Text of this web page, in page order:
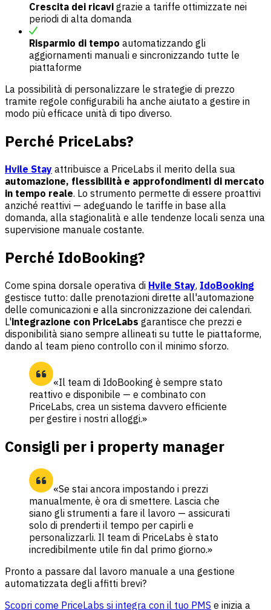
Crescita dei ricavi grazie a tariffe ottimizzate nei
periodi di alta domanda
Risparmio di tempo automatizzando gli
aggiornamenti manuali e sincronizzando tutte le
piattaforme
La possibilità di personalizzare le strategie di prezzo
tramite regole configurabili ha anche aiutato a gestire in
modo più efficace unità di tipo diverso.
Perché PriceLabs?
Hvile Stay attribuisce a PriceLabs il merito della sua
automazione, flessibilità e approfondimenti di mercato
in tempo reale. Lo strumento permette di essere proattivi
anziché reattivi — adeguando le tariffe in base alla
domanda, alla stagionalità e alle tendenze locali senza una
supervisione manuale costante.
Perché IdoBooking?
Come spina dorsale operativa di Hvile Stay, IdoBooking
gestisce tutto: dalle prenotazioni dirette all'automazione
delle comunicazioni e alla sincronizzazione dei calendari.
L'integrazione con PriceLabs garantisce che prezzi e
disponibilità siano sempre allineati su tutte le piattaforme,
dando al team pieno controllo con il minimo sforzo.
«Il team di IdoBooking è sempre stato
reattivo e disponibile — e combinato con
PriceLabs, crea un sistema davvero efficiente
per gestire i nostri alloggi.»
Consigli per i property manager
«Se stai ancora impostando i prezzi
manualmente, è ora di smettere. Lascia che
siano gli strumenti a fare il lavoro — assicurati
solo di prenderti il tempo per capirli e
personalizzarli. Il team di PriceLabs è stato
incredibilmente utile fin dal primo giorno.»
Pronto a passare dal lavoro manuale a una gestione
automatizzata degli affitti brevi?
Scopri come PriceLabs si integra con il tuo PMS e inizia a